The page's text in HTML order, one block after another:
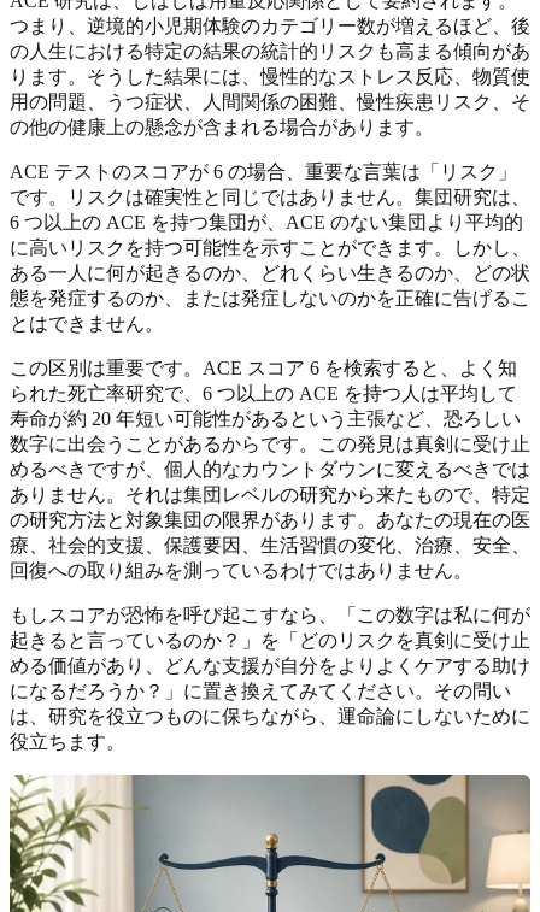
つまり、逆境的小児期体験のカテゴリー数が増えるほど、後
の人生における特定の結果の統計的リスクも高まる傾向があ
ります。そうした結果には、慢性的なストレス反応、物質使
用の問題、うつ症状、人間関係の困難、慢性疾患リスク、そ
の他の健康上の懸念が含まれる場合があります。
ACE テストのスコアが 6 の場合、重要な言葉は「リスク」
です。リスクは確実性と同じではありません。集団研究は、
6 つ以上の ACE を持つ集団が、ACE のない集団より平均的
に高いリスクを持つ可能性を示すことができます。しかし、
ある一人に何が起きるのか、どれくらい生きるのか、どの状
態を発症するのか、または発症しないのかを正確に告げるこ
とはできません。
この区別は重要です。ACE スコア 6 を検索すると、よく知
られた死亡率研究で、6 つ以上の ACE を持つ人は平均して
寿命が約 20 年短い可能性があるという主張など、恐ろしい
数字に出会うことがあるからです。この発見は真剣に受け止
めるべきですが、個人的なカウントダウンに変えるべきでは
ありません。それは集団レベルの研究から来たもので、特定
の研究方法と対象集団の限界があります。あなたの現在の医
療、社会的支援、保護要因、生活習慣の変化、治療、安全、
回復への取り組みを測っているわけではありません。
もしスコアが恐怖を呼び起こすなら、「この数字は私に何が
起きると言っているのか？」を「どのリスクを真剣に受け止
める価値があり、どんな支援が自分をよりよくケアする助け
になるだろうか？」に置き換えてみてください。その問い
は、研究を役立つものに保ちながら、運命論にしないために
役立ちます。